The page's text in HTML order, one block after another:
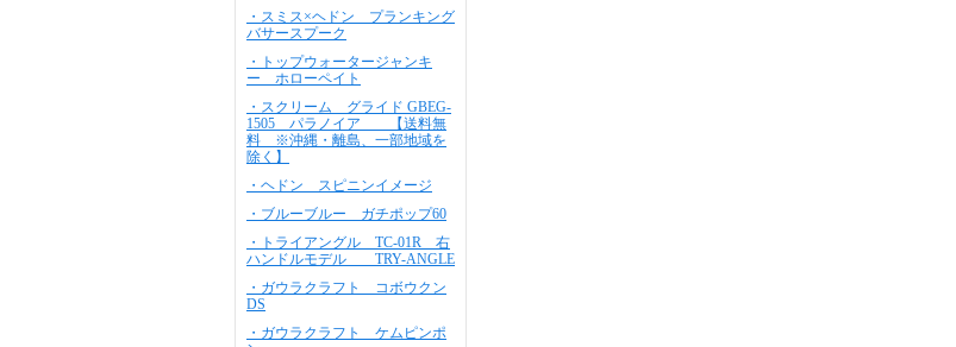
・スミス×ヘドン プランキング
バサースプーク
・トップウォータージャンキ
ー ホローペイト
・スクリーム グライド GBEG-
1505 パラノイア 【送料無
料 ※沖縄・離島、一部地域を
除く】
・ヘドン スピニンイメージ
・ブルーブルー ガチポップ60
・トライアングル TC-01R 右
ハンドルモデル TRY-ANGLE
・ガウラクラフト コボウクン
DS
・ガウラクラフト ケムピンポ